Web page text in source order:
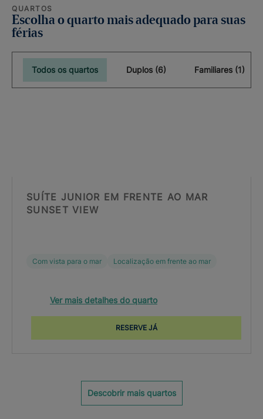
QUARTOS
Escolha o quarto mais adequado para suas
férias
Todos os quartos Duplos (6) Familiares (1)
SUÍTE JUNIOR EM FRENTE AO MAR
SUNSET VIEW
Com vista para o mar Localização em frente ao mar
Ver mais detalhes do quarto
RESERVE JÁ
Descobrir mais quartos